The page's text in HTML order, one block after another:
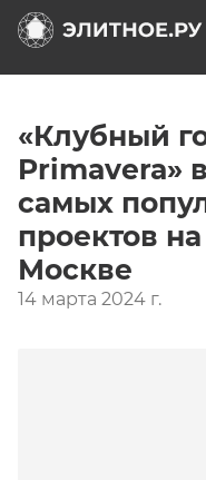
«Клубный
Primavera»
самых
проектов
Москве
14 марта 2024 г.